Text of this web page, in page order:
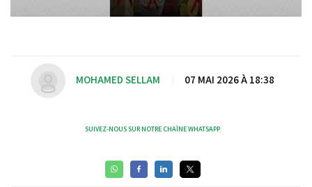
MOHAMED SELLAM 07 MAI 2026 À 18:38
SUIVEZ-NOUS SUR NOTRE CHAÎNE WHATSAPP